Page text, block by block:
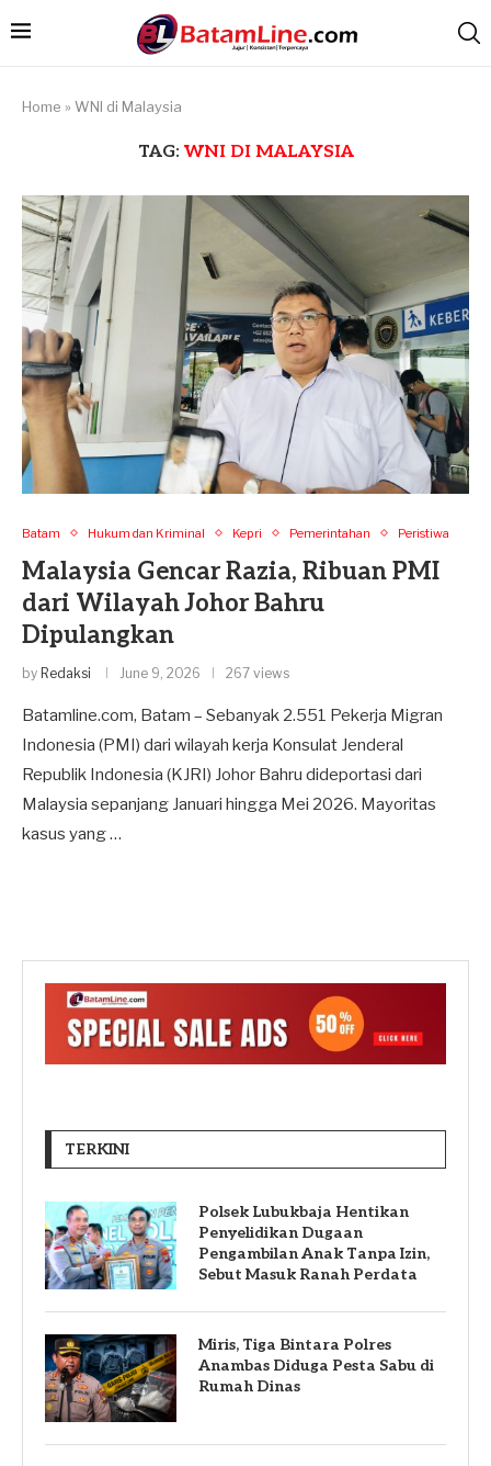
Home » WNI di Malaysia
TAG: WNI DI MALAYSIA
Batam Hukum dan Kriminal Kepri Pemerintahan Peristiwa
Malaysia Gencar Razia, Ribuan PMI
dari Wilayah Johor Bahru
Dipulangkan
by Redaksi June 9, 2026 267 views
Batamline.com, Batam – Sebanyak 2.551 Pekerja Migran
Indonesia (PMI) dari wilayah kerja Konsulat Jenderal
Republik Indonesia (KJRI) Johor Bahru dideportasi dari
Malaysia sepanjang Januari hingga Mei 2026. Mayoritas
kasus yang …
TERKINI
Polsek Lubukbaja Hentikan
Penyelidikan Dugaan
Pengambilan Anak Tanpa Izin,
Sebut Masuk Ranah Perdata
Miris, Tiga Bintara Polres
Anambas Diduga Pesta Sabu di
Rumah Dinas